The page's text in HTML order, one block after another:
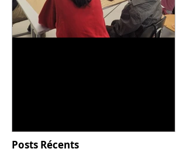
Posts Récents